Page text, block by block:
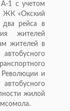
1 с учетом
ЖК «Окский
два рейса в
жителей
жителей в
и
жилой